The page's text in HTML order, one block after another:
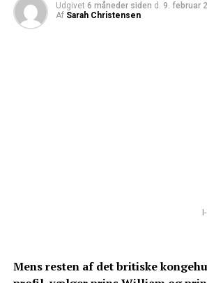
Udgivet 6 måneder siden d. 9. februar
Af Sarah Christensen
Mens resten af det britiske